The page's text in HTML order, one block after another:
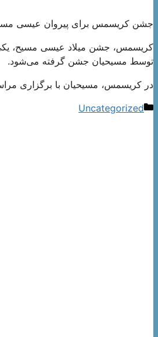
جشن کریسمس برای پیروان عیسی
توسط مسیحیان جشن گرفته می‌شود.
در کریسمس، مسیحیان با برگزاری
دسته‌ها
Uncategorized